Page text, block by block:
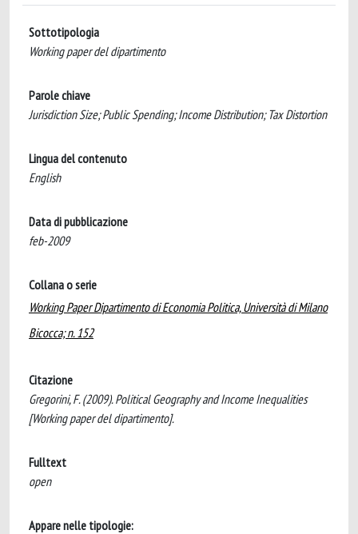
Sottotipologia
Working paper del dipartimento
Parole chiave
Jurisdiction Size; Public Spending; Income Distribution; Tax Distortion
Lingua del contenuto
English
Data di pubblicazione
feb-2009
Collana o serie
Working Paper Dipartimento di Economia Politica, Università di Milano
Bicocca; n. 152
Citazione
Gregorini, F. (2009). Political Geography and Income Inequalities
[Working paper del dipartimento].
Fulltext
open
Appare nelle tipologie: